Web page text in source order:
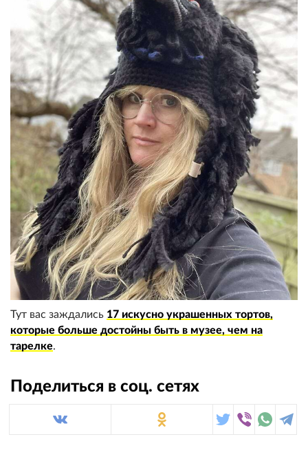
Тут вас заждались 17 искусно украшенных тортов,
которые больше достойны быть в музее, чем на
тарелке.
Поделиться в соц. сетях